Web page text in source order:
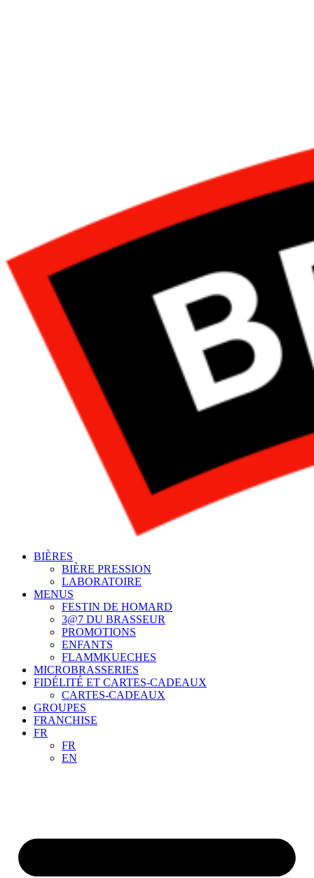
BIÈRES
BIÈRE PRESSION
LABORATOIRE
MENUS
FESTIN DE HOMARD
3@7 DU BRASSEUR
PROMOTIONS
ENFANTS
FLAMMKUECHES
MICROBRASSERIES
FIDÉLITÉ ET CARTES-CADEAUX
CARTES-CADEAUX
GROUPES
FRANCHISE
FR
FR
EN